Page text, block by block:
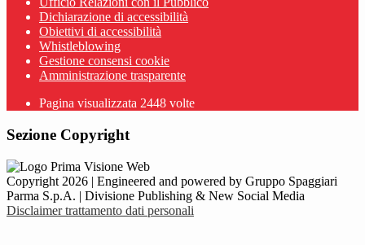
Dichiarazione di accessibilità
Obiettivi di accessibilità
Whistleblowing
Gestione consensi cookie
Amministrazione trasparente
Pagina visualizzata 2448 volte
Sezione Copyright
Copyright 2026 | Engineered and powered by Gruppo Spaggiari
Parma S.p.A. | Divisione Publishing & New Social Media
Disclaimer trattamento dati personali